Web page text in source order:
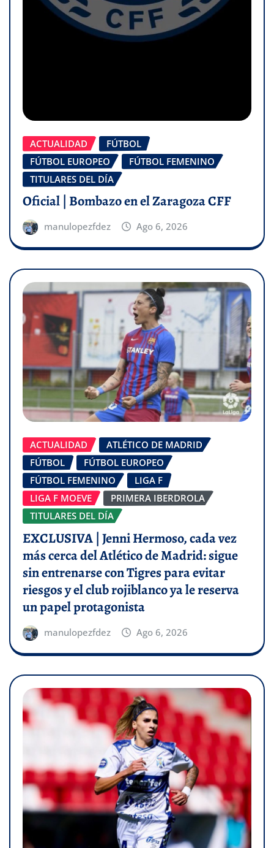
ACTUALIDAD
FÚTBOL
FÚTBOL EUROPEO
FÚTBOL FEMENINO
TITULARES DEL DÍA
Oficial | Bombazo en el Zaragoza CFF
manulopezfdez Ago 6, 2026
ACTUALIDAD
ATLÉTICO DE MADRID
FÚTBOL
FÚTBOL EUROPEO
FÚTBOL FEMENINO
LIGA F
LIGA F MOEVE
PRIMERA IBERDROLA
TITULARES DEL DÍA
EXCLUSIVA | Jenni Hermoso, cada vez
más cerca del Atlético de Madrid: sigue
sin entrenarse con Tigres para evitar
riesgos y el club rojiblanco ya le reserva
un papel protagonista
manulopezfdez Ago 6, 2026